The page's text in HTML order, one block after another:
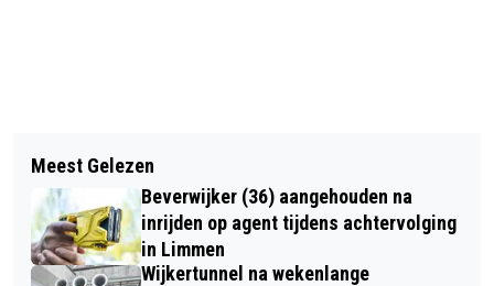
DRINGENDE OPROEP AAN BEZOEKERS
NATUURGEBIEDEN: BLIJF OP DE
PADEN
HONDERDEN NIEUWE
GEREGISTREERDE
CORONABESMETTINGEN IN REGIO
Meest Gelezen
Beverwijker (36) aangehouden na
inrijden op agent tijdens achtervolging
in Limmen
Wijkertunnel na wekenlange